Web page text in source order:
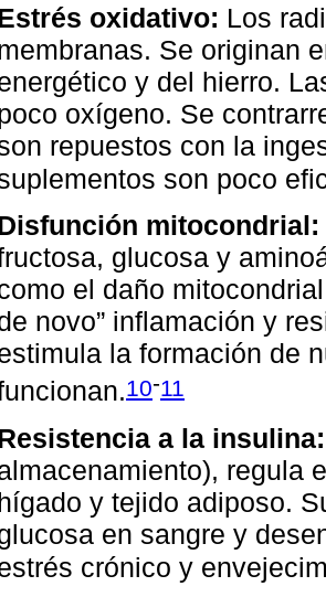
oxidativo: Los
Se originan
y del hierro.
oxígeno. Se
repuestos con la
son poco
mitocondrial:
glucosa y
el daño
novo” inflamación y
la formación de
10-11
a la insulina:
regula
y tejido adiposo.
en sangre y
crónico y